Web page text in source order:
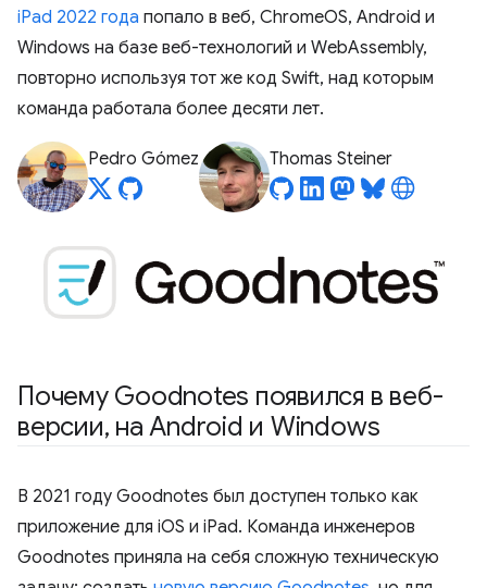
iPad 2022 года попало в веб, ChromeOS, Android и
Windows на базе веб-технологий и WebAssembly,
повторно используя тот же код Swift, над которым
команда работала более десяти лет.
Pedro Gómez Thomas Steiner
Почему Goodnotes появился в веб-
версии, на Android и Windows
В 2021 году Goodnotes был доступен только как
приложение для iOS и iPad. Команда инженеров
Goodnotes приняла на себя сложную техническую